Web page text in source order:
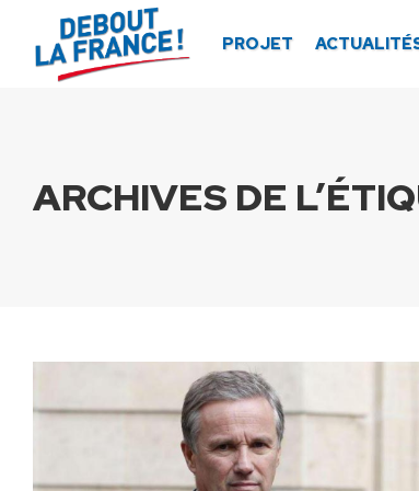
PROJET
ARCHIVES DE
Panneau de gestion des cookies